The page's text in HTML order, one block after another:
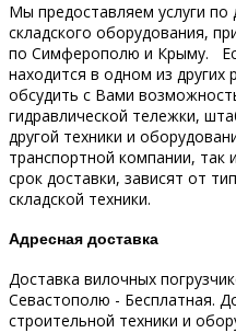
Мы предоставляем услуги по
складского оборудования,
по Симферополю и Крыму.
находится в одном из
обсудить с Вами
гидравлической тележки,
другой техники и
транспортной компании, так
срок доставки, зависят от
складской техники.
Адресная доставка
Доставка вилочных
Севастополю - Бесплатная.
строительной техники и